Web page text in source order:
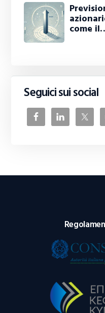
come
Seguici sui social